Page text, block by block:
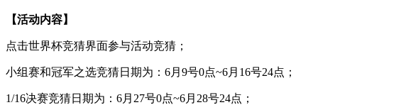
【活动内容】
点击世界杯竞猜界面参与活动竞猜；
小组赛和冠军之选竞猜日期为：6月9号0点~6月16号24点；
1/16决赛竞猜日期为：6月27号0点~6月28号24点；